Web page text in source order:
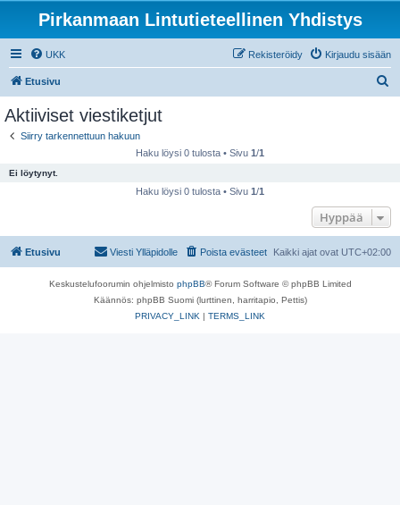
Pirkanmaan Lintutieteellinen Yhdistys
UKK Kirjaudu sisään
Rekisteröidy
Etusivu
Aktiiviset viestiketjut
Siirry tarkennettuun hakuun
Haku löysi 0 tulosta • Sivu 1/1
Ei löytynyt.
Haku löysi 0 tulosta • Sivu 1/1
Hyppää
Etusivu Kaikki ajat ovat UTC+02:00
Poista evästeet
Viesti Ylläpidolle
Keskustelufoorumin ohjelmisto phpBB® Forum Software © phpBB Limited
Käännös: phpBB Suomi (lurttinen, harritapio, Pettis)
PRIVACY_LINK | TERMS_LINK